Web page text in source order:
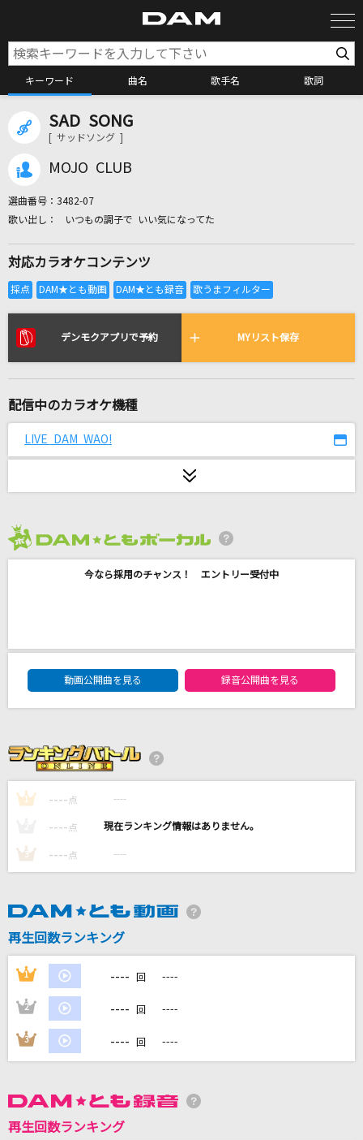
キーワード 曲名 歌手名 歌詞
全国りれき
リアルタイムで歌われている曲の一覧
[生音]メロディー
アンドロイドガール
三枝夕夏 IN db
[生音]さよならエレジー
Mr.Children
イマココカラ
モーニング娘。'15
チューリングラブ feat.Sou
椎名林檎
カラオケ最新情報をチェック！
SAD SONG
[ サッドソング ]
MOJO CLUB
選曲番号： 3482-07
いつもの調子で いい気になってた
対応カラオケコンテンツ
デンモクアプリで予約 MYリスト保存
配信中のカラオケ機種
LIVE DAM WAO!
今なら採用のチャンス！ エントリー受付中
DAM★ともボーカルエントリーランキング
動画公開曲を見る
録音公開曲を見る
1 ---- 点 ----
---- 点 ----
3 ---- 点 ----
再生回数ランキング
1 ---- 回 ----
2 ---- 回 ----
3 ---- 回 ----
再生回数ランキング